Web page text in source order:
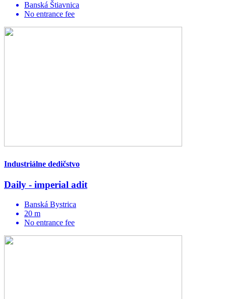
Banská Štiavnica
No entrance fee
Industriálne dedičstvo
Daily - imperial adit
Banská Bystrica
20 m
No entrance fee